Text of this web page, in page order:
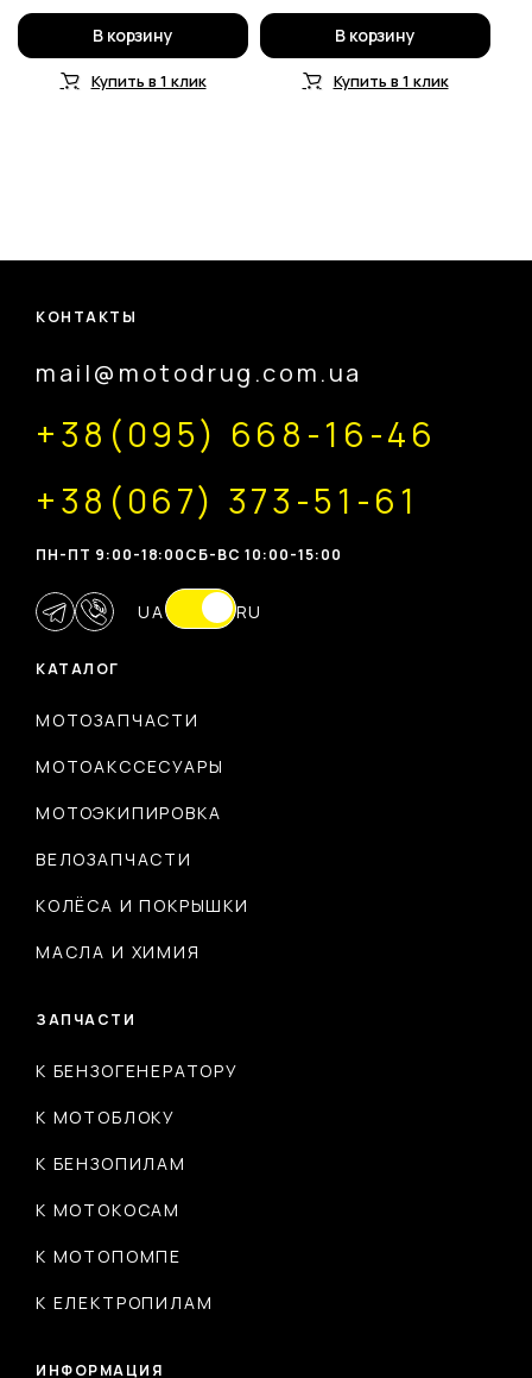
В корзину
Купить в 1 клик
В корзину
Купить в 1 клик
КАТАЛОГ
МОТОЗАПЧАСТИ
МОТОАКССЕСУАРЫ
МОТОЭКИПИРОВКА
ВЕЛОЗАПЧАСТИ
КОЛЁСА И ПОКРЫШКИ
МАСЛА И ХИМИЯ
ЗАПЧАСТИ
К БЕНЗОГЕНЕРАТОРУ
К МОТОБЛОКУ
К БЕНЗОПИЛАМ
К МОТОКОСАМ
К МОТОПОМПЕ
К ЕЛЕКТРОПИЛАМ
ИНФОРМАЦИЯ
КОНТАКТЫ
mail@motodrug.com.ua
+38(095) 668-16-46
+38(067) 373-51-61
ПН-ПТ 9:00-18:00CБ-ВС 10:00-15:00
UA RU